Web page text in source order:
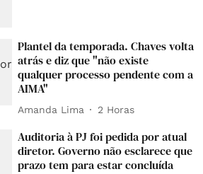
Plantel da temporada. Chaves volta
atrás e diz que "não existe
qualquer processo pendente com a
AIMA"
Amanda Lima 2 Horas
Auditoria à PJ foi pedida por atual
diretor. Governo não esclarece que
prazo tem para estar concluída